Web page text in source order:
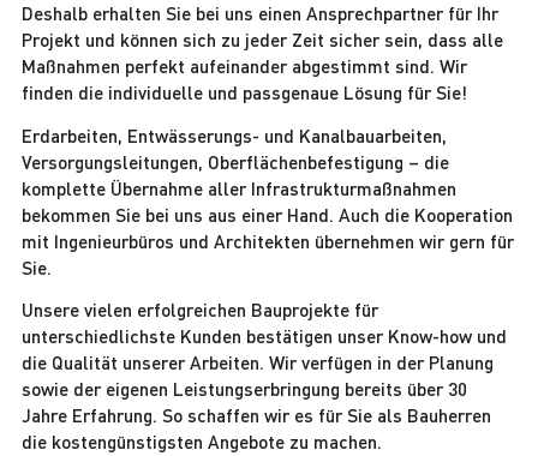
Deshalb erhalten Sie bei uns einen Ansprechpartner für Ihr
Projekt und können sich zu jeder Zeit sicher sein, dass alle
Maßnahmen perfekt aufeinander abgestimmt sind. Wir
finden die individuelle und passgenaue Lösung für Sie!
Erdarbeiten, Entwässerungs- und Kanalbauarbeiten,
Versorgungsleitungen, Oberflächenbefestigung – die
komplette Übernahme aller Infrastrukturmaßnahmen
bekommen Sie bei uns aus einer Hand. Auch die Kooperation
mit Ingenieurbüros und Architekten übernehmen wir gern für
Sie.
Unsere vielen erfolgreichen Bauprojekte für
unterschiedlichste Kunden bestätigen unser Know-how und
die Qualität unserer Arbeiten. Wir verfügen in der Planung
sowie der eigenen Leistungserbringung bereits über 30
Jahre Erfahrung. So schaffen wir es für Sie als Bauherren
die kostengünstigsten Angebote zu machen.